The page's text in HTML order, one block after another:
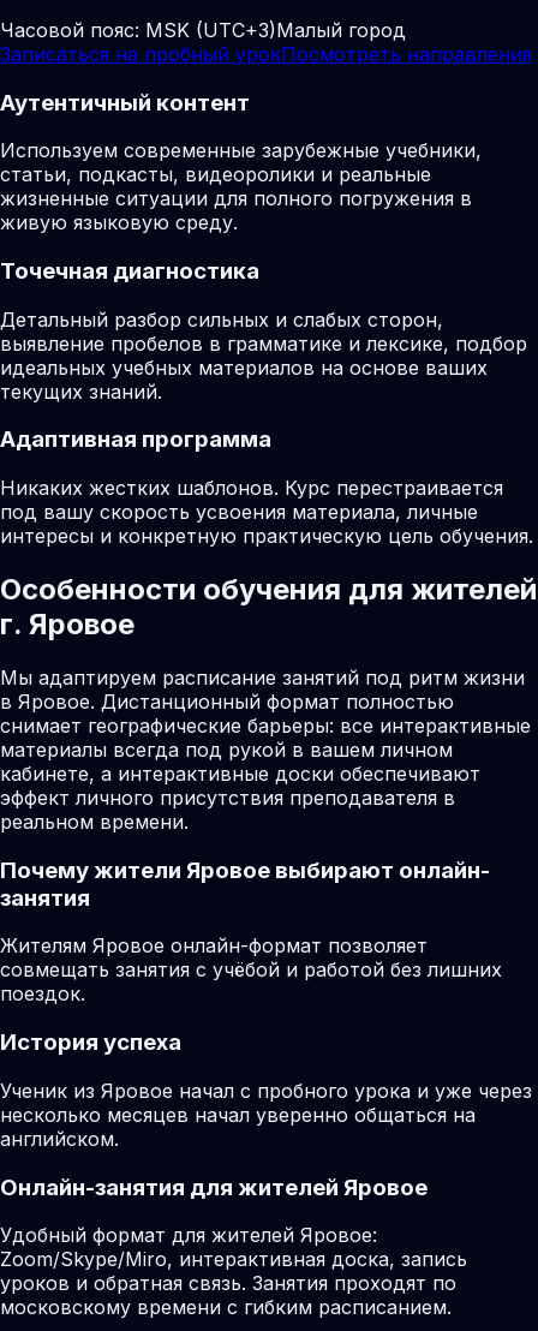
Часовой пояс: MSK (UTC+3)Малый город
Записаться на пробный урокПосмотреть направления
Аутентичный контент
Используем современные зарубежные учебники,
статьи, подкасты, видеоролики и реальные
жизненные ситуации для полного погружения в
живую языковую среду.
Точечная диагностика
Детальный разбор сильных и слабых сторон,
выявление пробелов в грамматике и лексике, подбор
идеальных учебных материалов на основе ваших
текущих знаний.
Адаптивная программа
Никаких жестких шаблонов. Курс перестраивается
под вашу скорость усвоения материала, личные
интересы и конкретную практическую цель обучения.
Особенности обучения для жителей
г. Яровое
Мы адаптируем расписание занятий под ритм жизни
в Яровое. Дистанционный формат полностью
снимает географические барьеры: все интерактивные
материалы всегда под рукой в вашем личном
кабинете, а интерактивные доски обеспечивают
эффект личного присутствия преподавателя в
реальном времени.
Почему жители Яровое выбирают онлайн-
занятия
Жителям Яровое онлайн-формат позволяет
совмещать занятия с учёбой и работой без лишних
поездок.
История успеха
Ученик из Яровое начал с пробного урока и уже через
несколько месяцев начал уверенно общаться на
английском.
Онлайн-занятия для жителей Яровое
Удобный формат для жителей Яровое:
Zoom/Skype/Miro, интерактивная доска, запись
уроков и обратная связь. Занятия проходят по
московскому времени с гибким расписанием.